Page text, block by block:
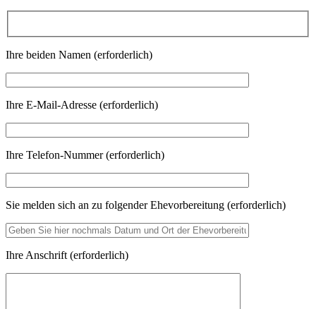
Ihre beiden Namen (erforderlich)
Ihre E-Mail-Adresse (erforderlich)
Ihre Telefon-Nummer (erforderlich)
Sie melden sich an zu folgender Ehevorbereitung (erforderlich)
Ihre Anschrift (erforderlich)